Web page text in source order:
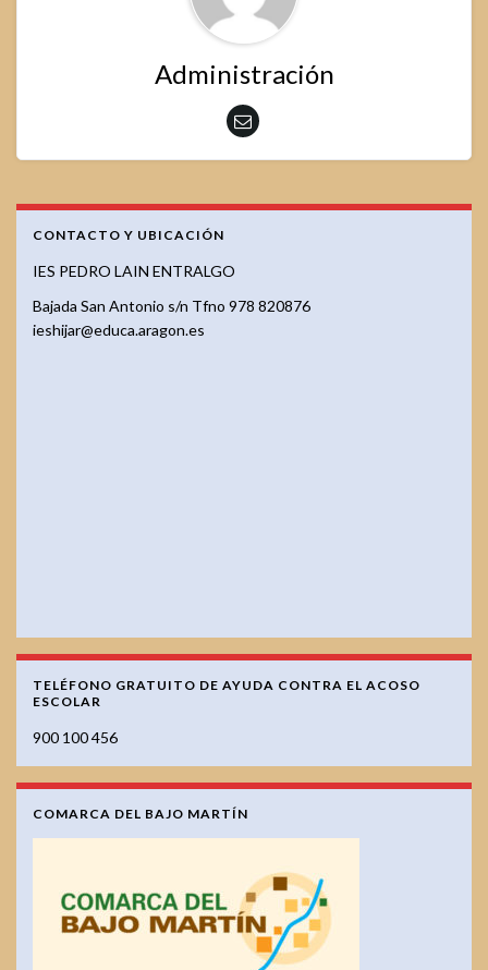
Administración
CONTACTO Y UBICACIÓN
IES PEDRO LAIN ENTRALGO
Bajada San Antonio s/n Tfno 978 820876
ieshijar@educa.aragon.es
TELÉFONO GRATUITO DE AYUDA CONTRA EL ACOSO
ESCOLAR
900 100 456
COMARCA DEL BAJO MARTÍN